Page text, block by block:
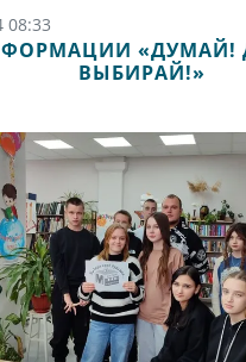
08:33
«ДУМАЙ!
ВЫБИРАЙ!»